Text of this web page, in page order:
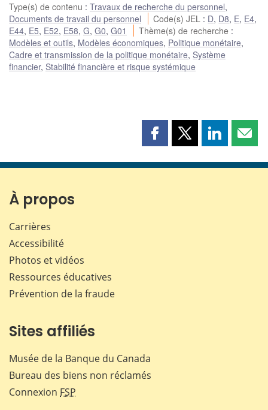
Type(s) de contenu : Travaux de recherche du personnel,
Documents de travail du personnel
Code(s) JEL : D, D8, E, E4,
E44, E5, E52, E58, G, G0, G01 Thème(s) de recherche :
Modèles et outils, Modèles économiques, Politique monétaire,
Cadre et transmission de la politique monétaire, Système
financier, Stabilité financière et risque systémique
Partager
page
Partager
page
Partager
page page
À propos
Carrières
Accessibilité
Photos et vidéos
Ressources éducatives
Prévention de la fraude
Sites affiliés
Musée de la Banque du Canada
Bureau des biens non réclamés
Connexion FSP